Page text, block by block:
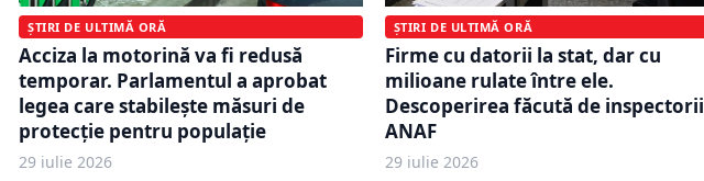
ȘTIRI DE ULTIMĂ ORĂ
Acciza la motorină va fi redusă
temporar. Parlamentul a aprobat
legea care stabilește măsuri de
protecție pentru populație
29 iulie 2026
ȘTIRI DE ULTIMĂ ORĂ
Firme cu datorii la stat, dar cu
milioane rulate între ele.
Descoperirea făcută de inspectorii
ANAF
29 iulie 2026